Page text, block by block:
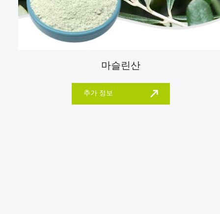
마슬린산
추가 정보